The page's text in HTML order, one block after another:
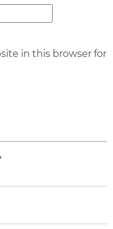
in this browser for